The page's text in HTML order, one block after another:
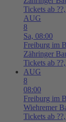
Tickets ab
AUG
8
Sa, 08:00
Freiburg im
Zähringer
Tickets ab
AUG
8
08:00
Freiburg im
Wiehremer
Tickets ab